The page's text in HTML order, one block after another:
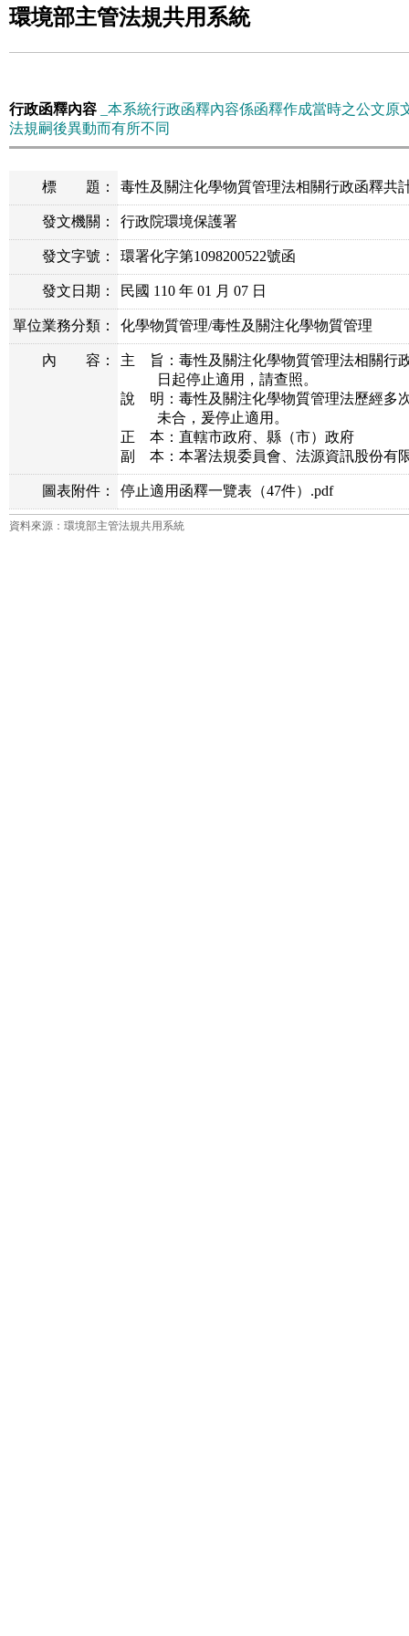
環境部主管法規共用系統
行政函釋內容
_本系統行政函釋內容係函釋作成當時之公文
法規嗣後異動而有所不同
標 題： 毒性及關注化學物質管理法相關行政函釋共
發文機關： 行政院環境保護署
發文字號： 環署化字第1098200522號函
發文日期： 民國 110 年 01 月 07 日
單位業務分類： 化學物質管理/毒性及關注化學物質管理
內 容：
主 旨：毒性及關注化學物質管理法相關行
日起停止適用，請查照。
說 明：毒性及關注化學物質管理法歷經多
未合，爰停止適用。
正 本：直轄市政府、縣（市）政府
副 本：本署法規委員會、法源資訊股份有
圖表附件： 停止適用函釋一覽表（47件）.pdf
資料來源：環境部主管法規共用系統